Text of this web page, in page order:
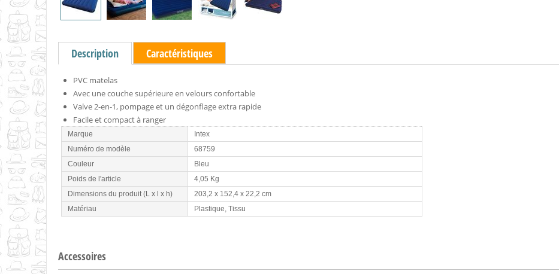
Description Caractéristiques
PVC matelas
Avec une couche supérieure en velours confortable
Valve 2-en-1, pompage et un dégonflage extra rapide
Facile et compact à ranger
Marque
Intex
Numéro de modèle
68759
Couleur
Bleu
Poids de l'article
4,05 Kg
Dimensions du produit (L x l x h)
203,2 x 152,4 x 22,2 cm
Matériau
Plastique, Tissu
Accessoires